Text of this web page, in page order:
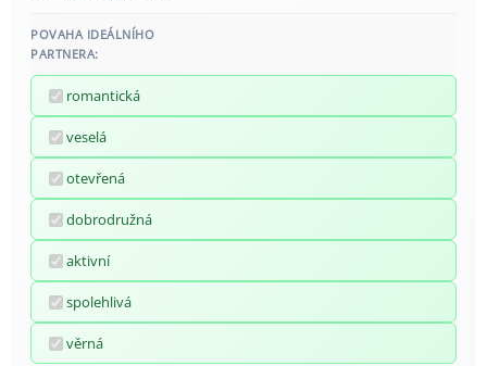
POVAHA IDEÁLNÍHO
PARTNERA:
romantická
veselá
otevřená
dobrodružná
aktivní
spolehlivá
věrná